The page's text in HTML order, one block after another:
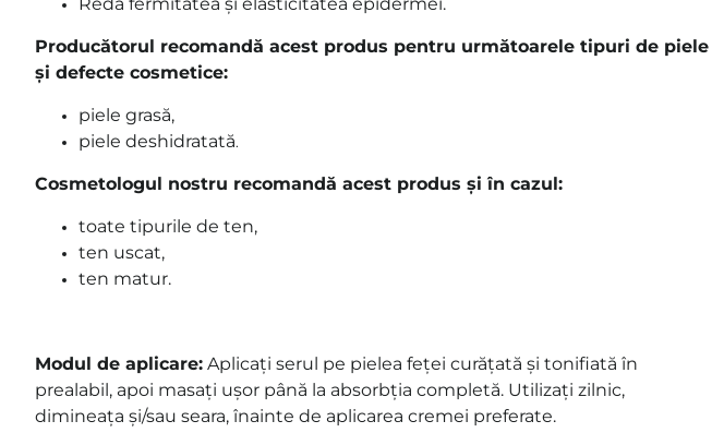
Producătorul recomandă acest produs pentru următoarele tipuri de piele
și defecte cosmetice:
piele grasă,
piele deshidratată.
Cosmetologul nostru recomandă acest produs și în cazul:
toate tipurile de ten,
ten uscat,
ten matur.
Modul de aplicare: Aplicați serul pe pielea feței curățată și tonifiată în
prealabil, apoi masați ușor până la absorbția completă. Utilizați zilnic,
dimineața și/sau seara, înainte de aplicarea cremei preferate.